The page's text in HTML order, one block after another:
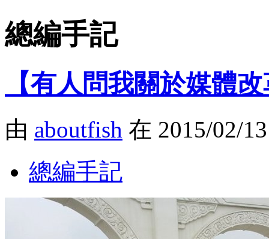
總編手記
【有人問我關於媒體
由 aboutfish 在 2015/02/
總編手記